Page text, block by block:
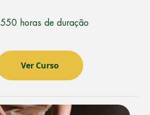
550 horas de duração
Ver Curso